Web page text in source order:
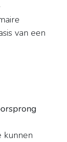
van een
kunnen